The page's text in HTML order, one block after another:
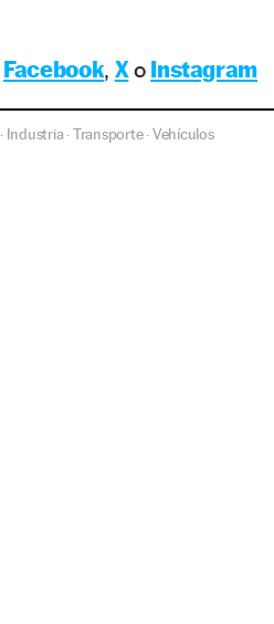
Facebook, Xo Instagram
· Industria·Transporte·Vehículos